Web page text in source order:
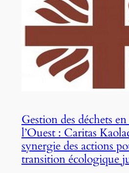
Gestion des déchets
l’Ouest : Caritas
synergie des actions
transition écologique